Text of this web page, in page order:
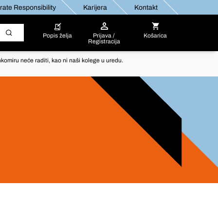
Responsibility Karijera Kontakt
Popis želja
Prijava /
Registracija
Košarica
neće raditi, kao ni naši kolege u uredu.